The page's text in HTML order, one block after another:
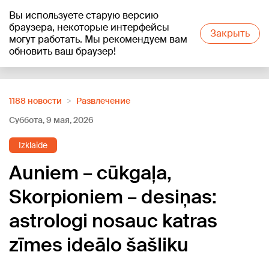
Вы используете старую версию
браузера, некоторые интерфейсы
могут работать. Мы рекомендуем вам
обновить ваш браузер!
Закрыть
+24°C
1188 новости
Развлечение
Суббота, 9 мая, 2026
Izklaide
Auniem – cūkgaļa,
Skorpioniem – desiņas:
astrologi nosauc katras
zīmes ideālo šašliku